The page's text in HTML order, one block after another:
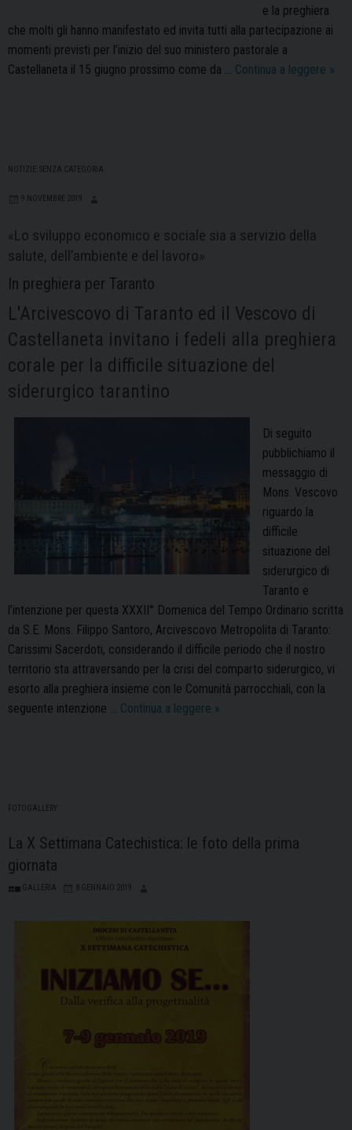
e la preghiera
che molti gli hanno manifestato ed invita tutti alla partecipazione ai
momenti previsti per l’inizio del suo ministero pastorale a
Castellaneta il 15 giugno prossimo come da … Continua a leggere »
NOTIZIE SENZA CATEGORIA
9 NOVEMBRE 2019
«Lo sviluppo economico e sociale sia a servizio della
salute, dell’ambiente e del lavoro»
In preghiera per Taranto
L'Arcivescovo di Taranto ed il Vescovo di
Castellaneta invitano i fedeli alla preghiera
corale per la difficile situazione del
siderurgico tarantino
Di seguito
pubblichiamo il
messaggio di
Mons. Vescovo
riguardo la
difficile
situazione del
siderurgico di
Taranto e
l’intenzione per questa XXXII° Domenica del Tempo Ordinario scritta
da S.E. Mons. Filippo Santoro, Arcivescovo Metropolita di Taranto:
Carissimi Sacerdoti, considerando il difficile periodo che il nostro
territorio sta attraversando per la crisi del comparto siderurgico, vi
esorto alla preghiera insieme con le Comunità parrocchiali, con la
seguente intenzione … Continua a leggere In
»
FOTOGALLERY
La X Settimana Catechistica: le foto della prima
giornata
GALLERIA 8 GENNAIO 2019